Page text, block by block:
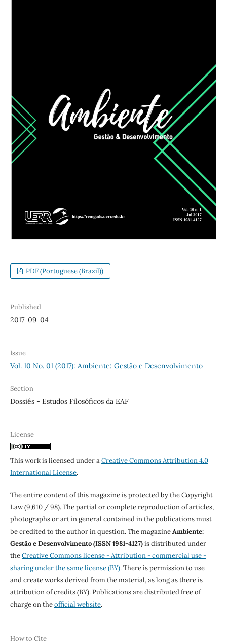
PDF (Portuguese (Brazil))
Published
2017-09-04
Issue
Vol. 10 No. 01 (2017): Ambiente: Gestão e Desenvolvimento
Section
Dossiês - Estudos Filosóficos da EAF
License
This work is licensed under aCreative Commons Attribution 4.0
International License.
The entire content of this magazine is protected by the Copyright
Law (9,610 / 98). The partial or complete reproduction of articles,
photographs or art in general contained in the publications must
be credited to the author in question. The magazineAmbiente:
Gestão e Desenvolvimento (ISSN 1981-4127)is distributed under
theCreative Commons license - Attribution - commercial use -
sharing under the same license (BY). There is permission to use
and create works derived from the material, as long as there is
attribution of credits (BY). Publications are distributed free of
charge on theofficial website.
How to Cite